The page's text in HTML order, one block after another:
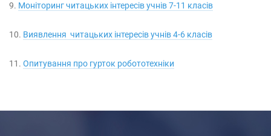
9. Моніторинг читацьких інтересів учнів 7-11 класів
10. Виявлення читацьких інтересів учнів 4-6 класів
11. Опитування про гурток робототехніки